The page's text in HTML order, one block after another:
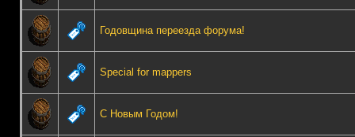
Годовщина переезда форума!
Special for mappers
С Новым Годом!